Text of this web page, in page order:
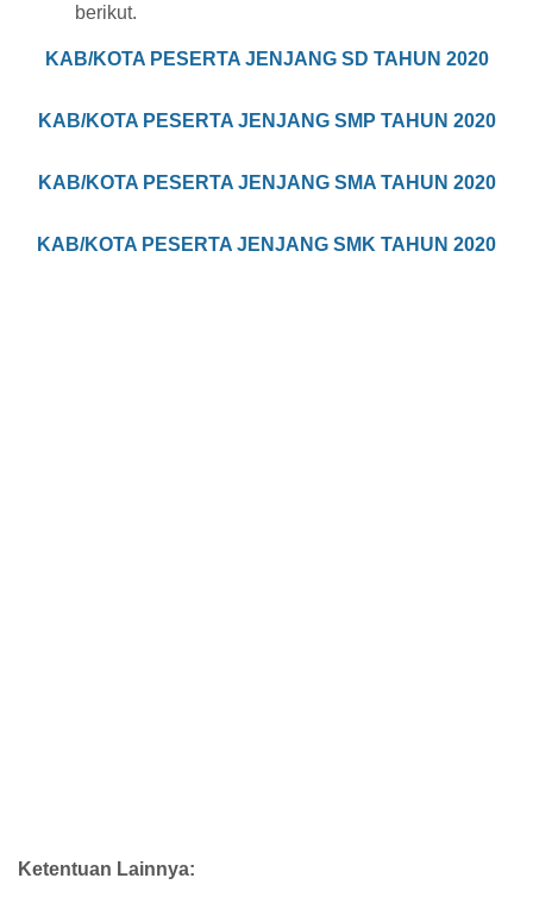
berikut.
KAB/KOTA PESERTA JENJANG SD TAHUN 2020
KAB/KOTA PESERTA JENJANG SMP TAHUN 2020
KAB/KOTA PESERTA JENJANG SMA TAHUN 2020
KAB/KOTA PESERTA JENJANG SMK TAHUN 2020
Ketentuan Lainnya: